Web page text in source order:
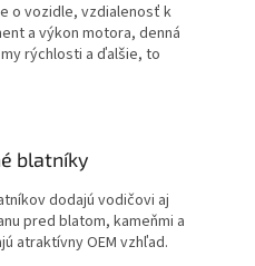
o vozidle, vzdialenosť k
a výkon motora, denná
rýchlosti a ďalšie, to
blatníky
dodajú vodičovi aj
pred blatom, kameňmi a
atraktívny OEM vzhľad.